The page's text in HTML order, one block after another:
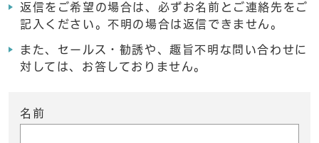
返信をご希望の場合は、必ずお名前とご連絡先をご
記入ください。不明の場合は返信できません。
また、セールス・勧誘や、趣旨不明な問い合わせに
対しては、お答しておりません。
名前